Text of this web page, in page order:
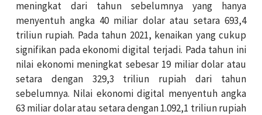
meningkat dari tahun sebelumnya yang hanya
menyentuh angka 40 miliar dolar atau setara 693,4
triliun rupiah. Pada tahun 2021, kenaikan yang cukup
signifikan pada ekonomi digital terjadi. Pada tahun ini
nilai ekonomi meningkat sebesar 19 miliar dolar atau
setara dengan 329,3 triliun rupiah dari tahun
sebelumnya. Nilai ekonomi digital menyentuh angka
63 miliar dolar atau setara dengan 1.092,1 triliun rupiah